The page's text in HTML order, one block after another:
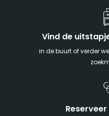
Vind de
in de buurt of verder